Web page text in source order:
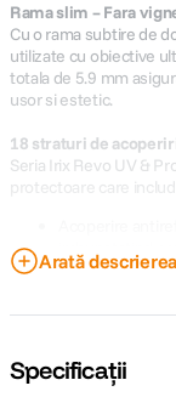
Rama slim – Fara
Cu o rama subtire de
utilizate cu obiective
totala de 5.9 mm
usor si estetic.
18 straturi de
Seria Irix Revo UV &
protectoare care includ:
Acoperire
Acoperire
Rezistenta la
intretinerea.
Arată
Specificații